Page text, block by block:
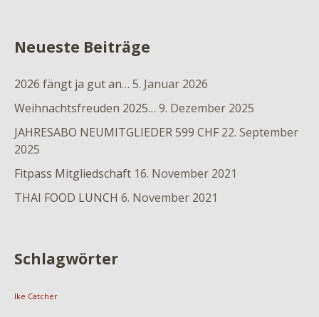
Neueste Beiträge
2026 fängt ja gut an… 5. Januar 2026
Weihnachtsfreuden 2025… 9. Dezember 2025
JAHRESABO NEUMITGLIEDER 599 CHF 22. September
2025
Fitpass Mitgliedschaft 16. November 2021
THAI FOOD LUNCH 6. November 2021
Schlagwörter
Ike Catcher